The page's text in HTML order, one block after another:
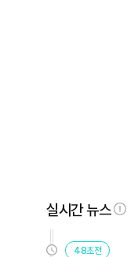
실시간 뉴스
48초전